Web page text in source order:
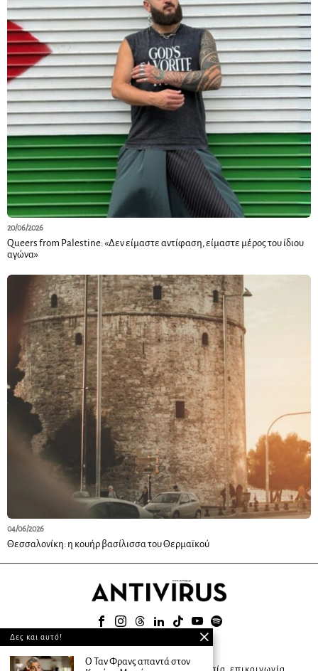
20/06/2026
Queers from Palestine: «Δεν είμαστε αντίφαση, είμαστε μέρος του ίδιου
αγώνα»
04/06/2026
Θεσσαλονίκη: η κουήρ βασίλισσα του Θερμαϊκού
© 2025
Δες και αυτό!
Ο Ταν Φρανς απαντά στον